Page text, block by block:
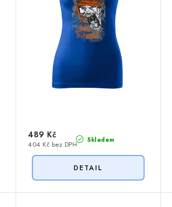
Skladem
404 Kč bez DPH
489 Kč